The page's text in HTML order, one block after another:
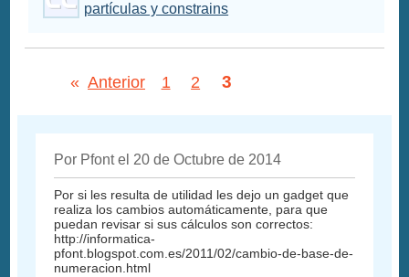
partículas y constrains
« Anterior 1 2 3
Por Pfont el 20 de Octubre de 2014
Por si les resulta de utilidad les dejo un gadget que
realiza los cambios automáticamente, para que
puedan revisar si sus cálculos son correctos:
http://informatica-
pfont.blogspot.com.es/2011/02/cambio-de-base-de-
numeracion.html